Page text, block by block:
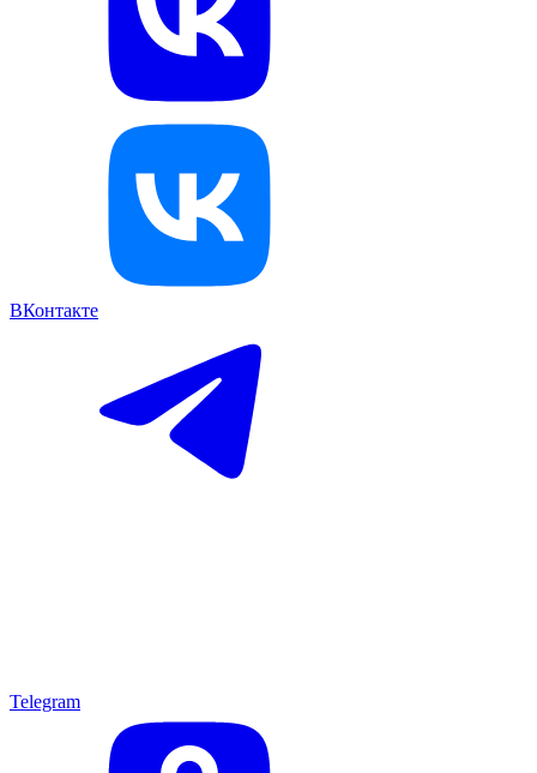
ВКонтакте
Telegram